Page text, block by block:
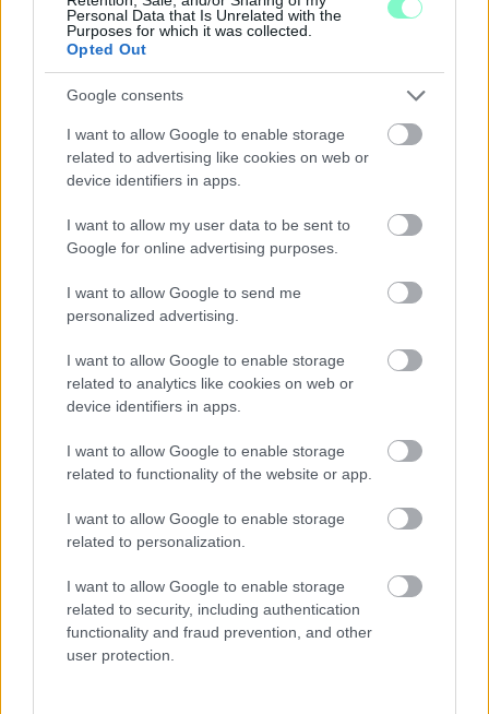
Personal Data that Is Unrelated with the
Purposes for which it was collected.
Opted Out
Google consents
I want to allow Google to enable storage
related to advertising like cookies on web or
device identifiers in apps.
I want to allow my user data to be sent to
Google for online advertising purposes.
I want to allow Google to send me
personalized advertising.
I want to allow Google to enable storage
related to analytics like cookies on web or
device identifiers in apps.
I want to allow Google to enable storage
related to functionality of the website or app.
I want to allow Google to enable storage
related to personalization.
I want to allow Google to enable storage
related to security, including authentication
functionality and fraud prevention, and other
user protection.
A „Zenélő piac” című különleges koncerttel szeptember 7-én
rendhagyó helyszínen találkozhat a közönség a klasszikus
zenével.
Szólj hozzá!
KOSÁRLABDA-VÁLOGATOTT SZŰKÍTETT
KERETÉBEN